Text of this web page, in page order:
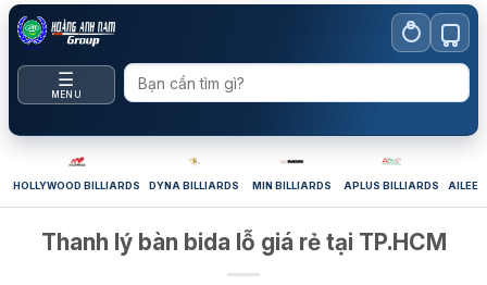
Bỏ
qua
nội
☰
MENU
HOLLYWOOD BILLIARDS DYNA BILLIARDS MIN BILLIARDS APLUS BILLIARDS
Thanh lý bàn bida lỗ giá rẻ tại TP.HCM